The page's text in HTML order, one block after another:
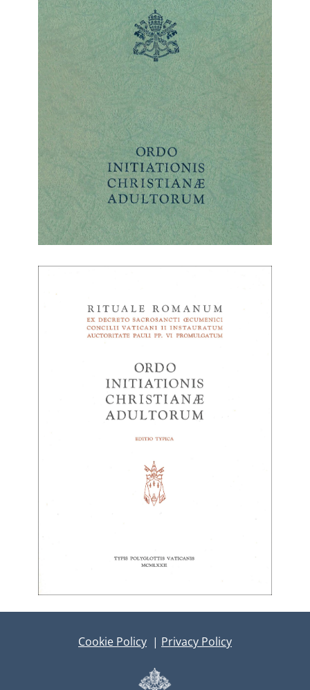
Cookie Policy | Privacy Policy